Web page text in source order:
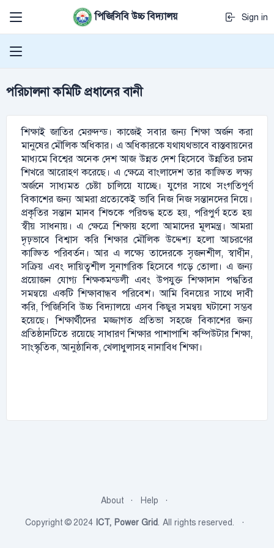
পিজিসিবি উচ্চ বিদ্যালয় Sign in
পরিচালনা কমিটি প্রধানের বানী
শিক্ষাই জাতির মেরুদন্ড। কাজেই সবার জন্য শিক্ষা অর্জন করা
মানুষের মৌলিক অধিকার। এ অধিকারকে যথাযথভাবে বাস্তবায়নের
মাধ্যমে বিশ্বের অনেক দেশ আজ উন্নত দেশ হিসেবে উন্নতির চরম
শিখরে আরোহণ করেছে। এ ক্ষেত্রে বাংলাদেশ তার কাঙ্ক্ষিত লক্ষ্য
অর্জনে সাধ্যমত চেষ্টা চালিয়ে যাচ্ছে। যুগের সাথে সংগতিপূর্ণ
বিকাশের জন্য আমরা প্রত্যেকেই ভাবি নিজ নিজ সন্তানদের নিয়ে।
প্রকৃতির সন্তান মানব শিশুকে পরিশুদ্ধ হতে হয়, পরিপুর্ণ হতে হয়
স্বীয় সাধনায়। এ ক্ষেত্রে শিক্ষায় হলো আমাদের মূলমন্ত্র। আমরা
দৃঢ়ভাবে বিশ্বাস করি শিক্ষার মৌলিক উদ্দেশ্য হলো আচরণের
কাঙ্ক্ষিত পরিবর্তন। আর এ লক্ষ্যে তাদেরকে সৃজনশীল, স্বাধীন,
সক্রিয় এবং দায়িত্বশীল সুনাগরিক হিসেবে গড়ে তোলা। এ জন্য
প্রয়োজন যোগ্য শিক্ষকমন্ডলী এবং উপযুক্ত শিক্ষাদান পদ্ধতির
সমন্বয়ে একটি শিক্ষাবান্ধব পরিবেশ। আমি বিনয়ের সাথে দাবী
করি, পিজিসিবি উচ্চ বিদ্যালয়ে এসব কিছুর সমন্বয় ঘটানো সম্ভব
হয়েছে। শিক্ষার্থীদের মজ্জাগত প্রতিভা সহজে বিকাশের জন্য
প্রতিষ্ঠানটিতে রয়েছে সাধারণ শিক্ষার পাশাপাশি কম্পিউটার শিক্ষা,
সাংস্কৃতিক, আনুষ্ঠানিক, খেলাধুলাসহ নানাবিধ শিক্ষা।
About
Help
Copyright © 2024 ICT, Power Grid. All rights reserved.